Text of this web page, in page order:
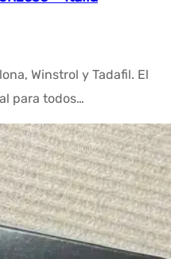
Winstrol y Tadafil. El
para todos…